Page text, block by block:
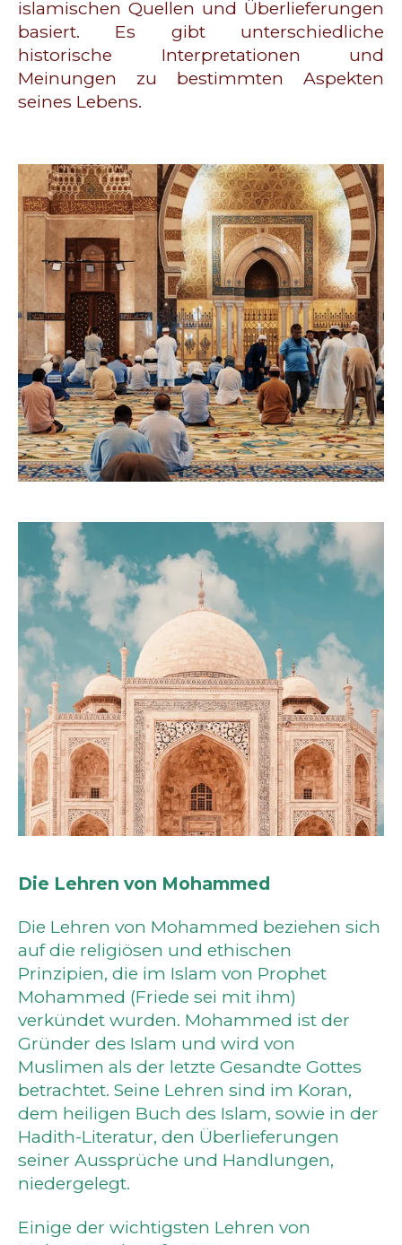
islamischen Quellen und Überlieferungen
basiert. Es gibt unterschiedliche
historische Interpretationen und
Meinungen zu bestimmten Aspekten
seines Lebens.
Die Lehren von Mohammed
Die Lehren von Mohammed beziehen sich
auf die religiösen und ethischen
Prinzipien, die im Islam von Prophet
Mohammed (Friede sei mit ihm)
verkündet wurden. Mohammed ist der
Gründer des Islam und wird von
Muslimen als der letzte Gesandte Gottes
betrachtet. Seine Lehren sind im Koran,
dem heiligen Buch des Islam, sowie in der
Hadith-Literatur, den Überlieferungen
seiner Aussprüche und Handlungen,
niedergelegt.
Einige der wichtigsten Lehren von